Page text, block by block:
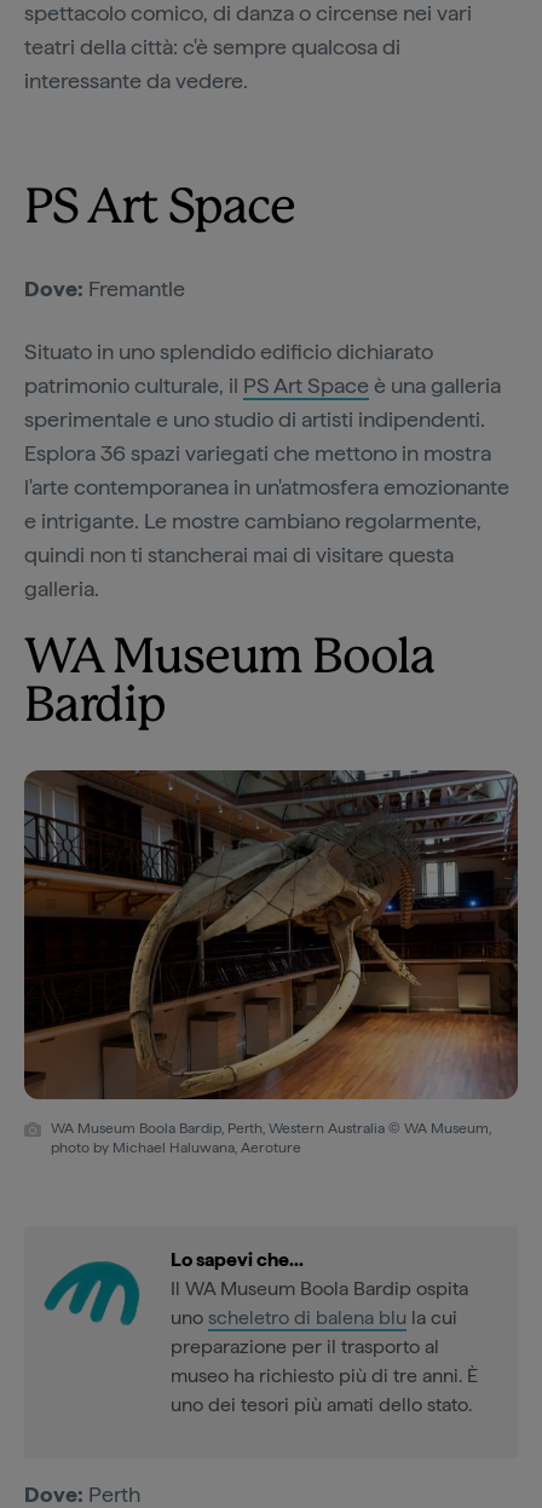
spettacolo comico, di danza o circense nei vari
teatri della città: c'è sempre qualcosa di
interessante da vedere.
PS Art Space
Dove: Fremantle
Situato in uno splendido edificio dichiarato
patrimonio culturale, il PS Art Space è una galleria
sperimentale e uno studio di artisti indipendenti.
Esplora 36 spazi variegati che mettono in mostra
l'arte contemporanea in un'atmosfera emozionante
e intrigante. Le mostre cambiano regolarmente,
quindi non ti stancherai mai di visitare questa
galleria.
WA Museum Boola
Bardip
WA Museum Boola Bardip, Perth, Western Australia © WA Museum,
photo by Michael Haluwana, Aeroture
Lo sapevi che...
Il WA Museum Boola Bardip ospita
uno scheletro di balena blu la cui
preparazione per il trasporto al
museo ha richiesto più di tre anni. È
uno dei tesori più amati dello stato.
Dove: Perth